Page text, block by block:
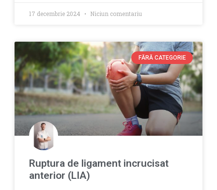
17 decembrie 2024 Niciun comentariu
FĂRĂ CATEGORIE
Ruptura de ligament incrucisat
anterior (LIA)